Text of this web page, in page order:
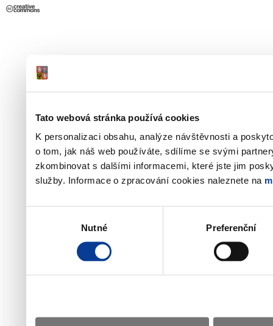
Tato webová stránka používá cookies
K personalizaci obsahu, analýze návštěvnosti a
o tom, jak náš web používáte, sdílíme se svými
zkombinovat s dalšími informacemi, které jste jim
služby. Informace o zpracování cookies naleznete na
Nutné Preferenční